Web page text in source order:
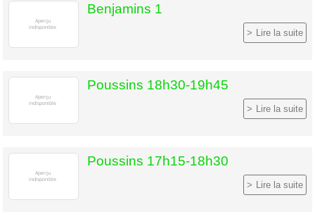
Benjamins 1
Lire la suite
Poussins 18h30-19h45
Lire la suite
Poussins 17h15-18h30
Lire la suite